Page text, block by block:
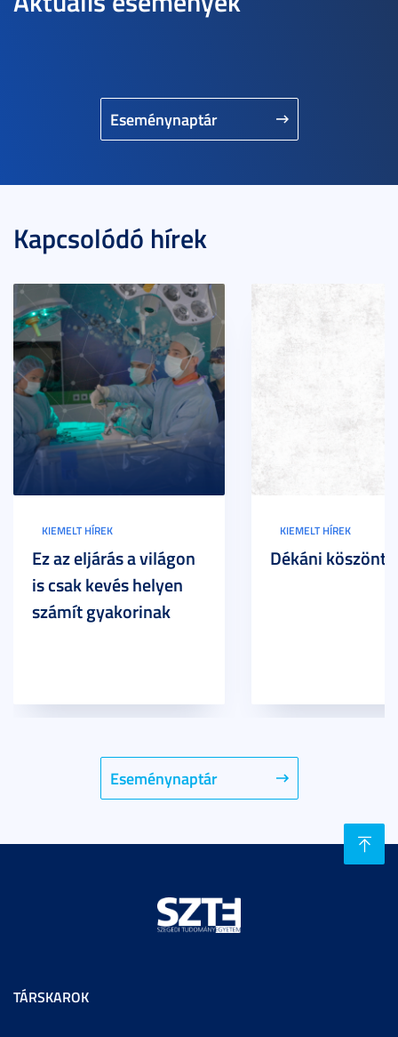
Eseménynaptár
Kapcsolódó hírek
Eseménynaptár
KIEMELT HÍREK
Ez az eljárás a világon
is csak kevés helyen
számít gyakorinak
KIEMELT HÍREK
Dékáni köszöntő
TÁRSKAROK